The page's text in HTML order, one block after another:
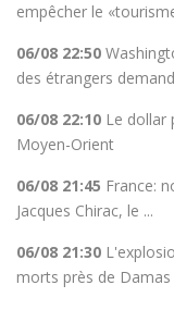
empêcher le
06/08 22:50
des étrangers
06/08 22:10 Le dollar
Moyen-Orient
06/08 21:45 France:
Jacques Chirac, le ...
06/08 21:30
morts près de Damas